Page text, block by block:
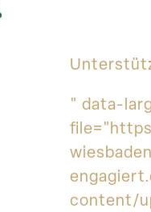
" data-
content/